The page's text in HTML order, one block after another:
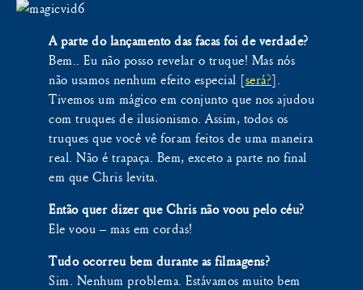
A parte do lançamento das facas foi de verdade?
Bem.. Eu não posso revelar o truque! Mas nós
não usamos nenhum efeito especial [será?].
Tivemos um mágico em conjunto que nos ajudou
com truques de ilusionismo. Assim, todos os
truques que você vê foram feitos de uma maneira
real. Não é trapaça. Bem, exceto a parte no final
em que Chris levita.
Então quer dizer que Chris não voou pelo céu?
Ele voou – mas em cordas!
Tudo ocorreu bem durante as filmagens?
Sim. Nenhum problema. Estávamos muito bem